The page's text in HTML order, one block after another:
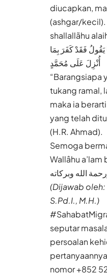
diucapkan,
(ashgar/kecil).
shallallãhu
فَقَدْ كَفَرَ بِمَا
أُنْزِلَ عَلَى مُحَمَّدٍ
“Barangsiapa
tukang ramal,
maka ia
yang telah
(H.R. Ahmad).
Semoga
Wallâhu
الله وبركاته
(Dijawab oleh:
S.Pd.I., M.H.)
seputar
persoalan
nomor+852